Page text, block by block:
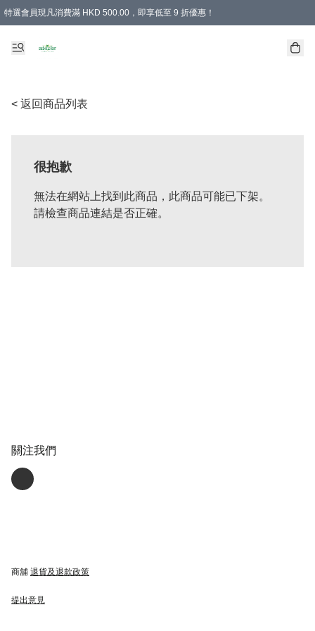
特選會員現凡消費滿 HKD 500.00，即享低至 9 折優惠！
< 返回商品列表
很抱歉
無法在網站上找到此商品，此商品可能已下架。
請檢查商品連結是否正確。
關注我們
商舖 退貨及退款政策
提出意見